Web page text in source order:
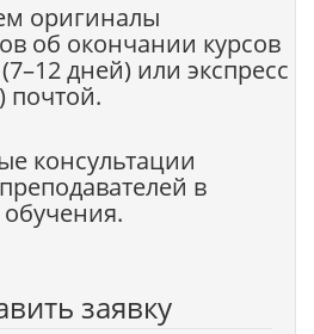
оригиналы
об окончании курсов
дней) или экспресс
почтой.
консультации
в
заявку